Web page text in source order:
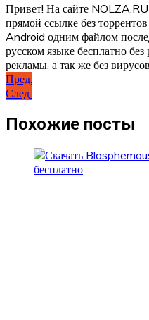
Привет! На сайте
прямой ссылке без
Android одним файлом
русском языке бесплатно
рекламы, а так же без вирусов.
Навигация
по
записям
Пред.
След.
Похожие посты